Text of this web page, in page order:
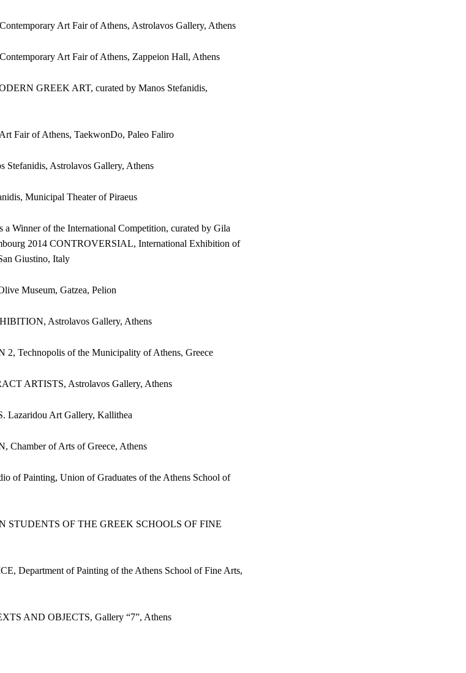
Art Fair of Athens, Astrolavos Gallery, Athens
Art Fair of Athens, Zappeion Hall, Athens
GREEK ART, curated by Manos Stefanidis,
Fair of Athens, TaekwonDo, Paleo Faliro
Stefanidis, Astrolavos Gallery, Athens
Municipal Theater of Piraeus
Winner of the International Competition, curated by Gila
2014 CONTROVERSIAL, International Exhibition of
Giustino, Italy
Museum, Gatzea, Pelion
Astrolavos Gallery, Athens
Technopolis of the Municipality of Athens, Greece
ARTISTS, Astrolavos Gallery, Athens
Lazaridou Art Gallery, Kallithea
Chamber of Arts of Greece, Athens
of Painting, Union of Graduates of the Athens School of
STUDENTS OF THE GREEK SCHOOLS OF FINE
Department of Painting of the Athens School of Fine Arts,
AND OBJECTS, Gallery “7”, Athens